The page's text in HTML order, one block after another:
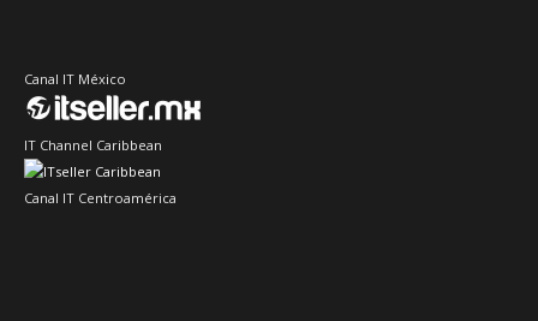
Canal IT México
IT Channel Caribbean
Canal IT Centroamérica